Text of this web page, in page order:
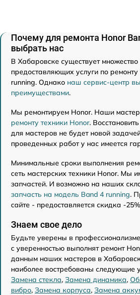
Почему для ремонта Honor
выбрать нас
В Хабаровске существует
предоставляющих услуги по
running. Однако наш сервис-центр
преимуществами.
Мы ремонтируем Honor. Наши
ремонту техники Honor.
для мастеров не будет новой
проведенных работ у нас имеется
Минимальные сроки выполнения
сеть мастерских техники Honor. Мы
запчастей. И возможно на наших
запчасть на модель Band 4 running.
сайте - предоставляется скидка -
Знаем свое дело
Будьте уверены в
с уверенностью выполнят ремонт
данным наших мастеров в
наиболее востребованы следующие
Замена стекла, Замена динамика,
вибро, Замена корпуса, Замена